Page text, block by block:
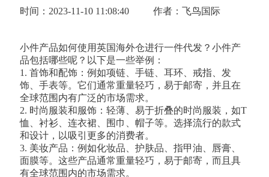
时间：2023-11-10 11:08:40 作者：飞鸟国际
小件产品如何使用英国海外仓进行一件代发？小件产
品包括哪些呢？以下是一些举例：
1. 首饰和配饰：例如项链、手链、耳环、戒指、发
饰、手表等。它们通常重量轻巧，易于邮寄，并且在
全球范围内有广泛的市场需求。
2. 时尚服装和服饰：轻薄、易于折叠的时尚服装，如T
恤、衬衫、连衣裙、围巾、帽子等。选择流行的款式
和设计，以吸引更多的消费者。
3. 美妆产品：例如化妆品、护肤品、指甲油、唇膏、
面膜等。这些产品通常重量轻巧，易于邮寄，而且具
有全球范围内的市场需求。